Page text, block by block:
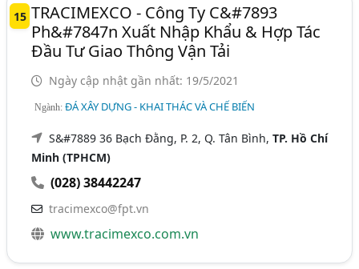
15 TRACIMEXCO - Công Ty C&#7893
Ph&#7847n Xuất Nhập Khẩu & Hợp Tác
Đầu Tư Giao Thông Vận Tải
Ngày cập nhật gần nhất: 19/5/2021
Ngành:ĐÁ XÂY DỰNG - KHAI THÁC VÀ CHẾ BIẾN
S&#7889 36 Bạch Đằng, P. 2, Q. Tân Bình,TP. Hồ Chí
Minh (TPHCM)
(028) 38442247
tracimexco@fpt.vn
www.tracimexco.com.vn